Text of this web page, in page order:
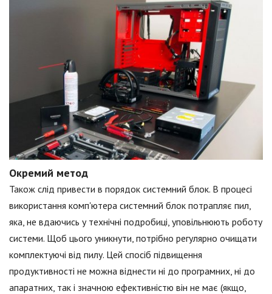
Окремий метод
Також слід привести в порядок системний блок. В процесі
використання комп'ютера системний блок потрапляє пил,
яка, не вдаючись у технічні подробиці, уповільнюють роботу
системи. Щоб цього уникнути, потрібно регулярно очищати
комплектуючі від пилу. Цей спосіб підвищення
продуктивності не можна віднести ні до програмних, ні до
апаратних, так і значною ефективністю він не має (якщо,